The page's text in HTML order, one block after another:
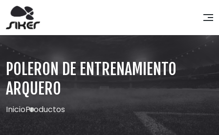
POLERON DE ENTRENAMIENTO
ARQUERO
InicioProductos